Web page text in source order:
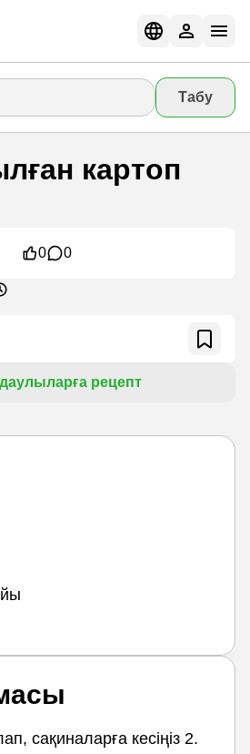
Табу
картоп
0 0
рецепт
сақиналарға кесіңіз 2.